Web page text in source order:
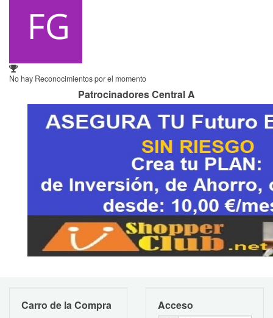
No hay Reconocimientos por el momento
Patrocinadores Central A
Carro de la Compra Acceso